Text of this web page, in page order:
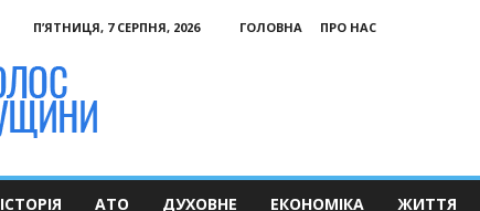
П’ЯТНИЦЯ, 7 СЕРПНЯ, 2026 ГОЛОВНА
ПРО НАС
ІСТОРІЯ АТО ДУХОВНЕ ЕКОНОМІКА ЖИТТЯ